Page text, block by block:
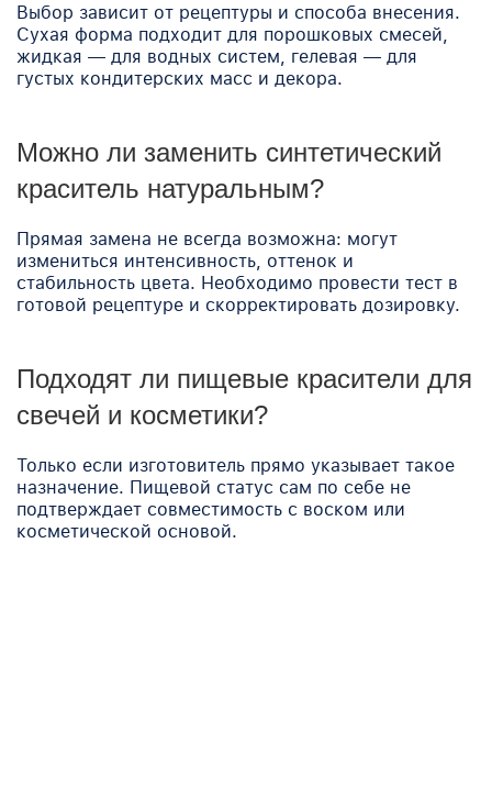
Выбор зависит от рецептуры и способа внесения.
Сухая форма подходит для порошковых смесей,
жидкая — для водных систем, гелевая — для
густых кондитерских масс и декора.
Можно ли заменить синтетический
краситель натуральным?
Прямая замена не всегда возможна: могут
измениться интенсивность, оттенок и
стабильность цвета. Необходимо провести тест в
готовой рецептуре и скорректировать дозировку.
Подходят ли пищевые красители для
свечей и косметики?
Только если изготовитель прямо указывает такое
назначение. Пищевой статус сам по себе не
подтверждает совместимость с воском или
косметической основой.